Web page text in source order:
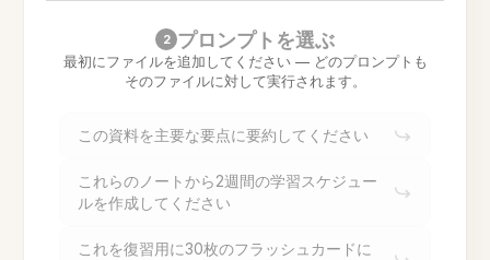
2 プロンプトを選ぶ
最初にファイルを追加してください — どのプロンプトも
そのファイルに対して実行されます。
この資料を主要な要点に要約してください
これらのノートから2週間の学習スケジュー
ルを作成してください
これを復習用に30枚のフラッシュカードに